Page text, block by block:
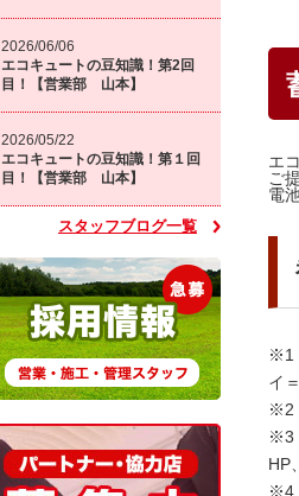
2026/06/06
エコキュートの豆知識！第2回
目！【営業部 山本】
2026/05/22
エコキュートの豆知識！第１回
目！【営業部 山本】
スタッフブログ一覧
エ
ご
電
※1
イ
※2
※3
HP
※4